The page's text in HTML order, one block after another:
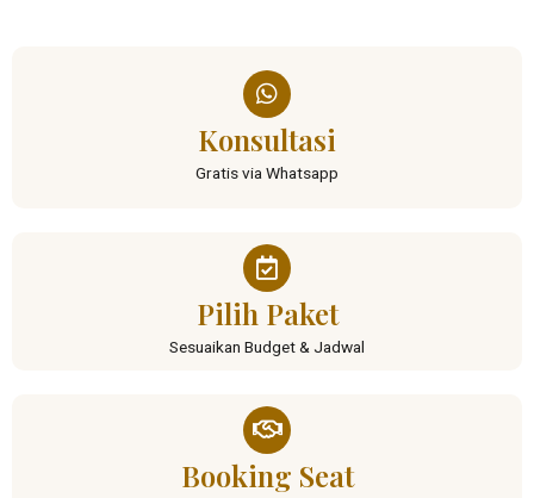
Konsultasi
Gratis via Whatsapp
Pilih Paket
Sesuaikan Budget & Jadwal
Booking Seat